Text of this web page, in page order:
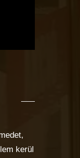
kerül